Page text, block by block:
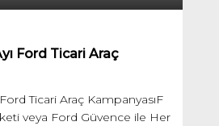
Ford Ticari Araç
Ford Ticari Araç KampanyasıF
veya Ford Güvence ile Her